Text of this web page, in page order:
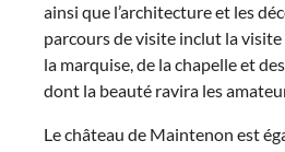
ainsi que l’architecture et les
parcours de visite inclut la
la marquise, de la chapelle et
dont la beauté ravira les
Le château de Maintenon est